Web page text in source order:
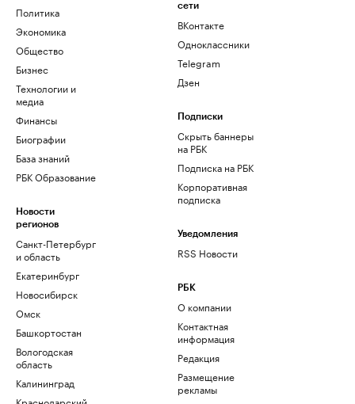
Политика
Экономика
Общество
Бизнес
Технологии и
медиа
Финансы
Биографии
База знаний
РБК Образование
Новости
регионов
Санкт-Петербург
и область
Екатеринбург
Новосибирск
Омск
Башкортостан
Вологодская
область
Калининград
сети
ВКонтакте
Одноклассники
Telegram
Дзен
Подписки
Скрыть баннеры
на РБК
Подписка на РБК
Корпоративная
подписка
Уведомления
RSS Новости
РБК
О компании
Контактная
информация
Редакция
Размещение
рекламы